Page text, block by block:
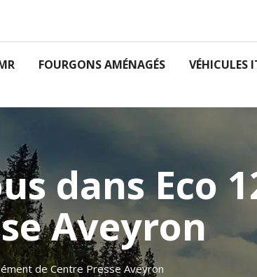
FOURGONS AMÉNAGÉS VÉHICULES
dans Eco
Aveyron
de Centre Presse Aveyron